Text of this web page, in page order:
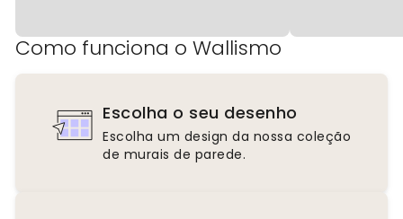
Como funciona o Wallismo
Escolha o seu desenho
Escolha um design da nossa coleção
de murais de parede.